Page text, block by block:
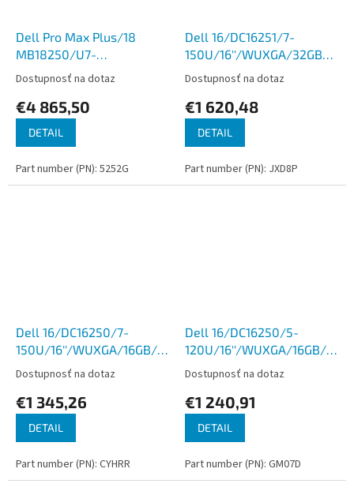
Dell Pro Max Plus/18
MB18250/U7-
265HX/18''/2560x1600/32GB/1TB/RTX
2000/W11P/Gray/3R NBD
Dostupnosť na dotaz
€4 865,50
DETAIL
Part number (PN): 5252G
Dell 16/DC16251/7-
150U/16''/WUXGA/32GB/
int/W11P/Midnight/3R
Dostupnosť na dotaz
€1 620,48
DETAIL
Part number (PN): JXD8P
Dell 16/DC16250/7-
150U/16''/WUXGA/16GB/1TB/Intel
int/W11P/Black/3R NBD
Dostupnosť na dotaz
€1 345,26
DETAIL
Part number (PN): CYHRR
Dell 16/DC16250/5-
120U/16''/WUXGA/16GB/
int/W11P/Black/3R NBD
Dostupnosť na dotaz
€1 240,91
DETAIL
Part number (PN): GM07D